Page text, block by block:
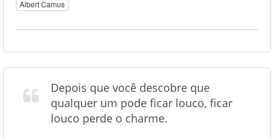
Albert Camus
Depois que você descobre que
qualquer um pode ficar louco, ficar
louco perde o charme.